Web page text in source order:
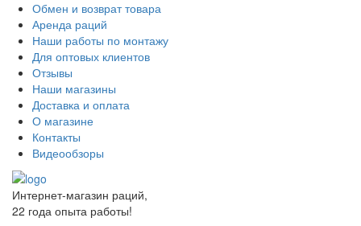
Обмен и возврат товара
Аренда раций
Наши работы по монтажу
Для оптовых клиентов
Отзывы
Наши магазины
Доставка и оплата
О магазине
Контакты
Видеообзоры
Интернет-магазин раций,
22 года опыта работы!